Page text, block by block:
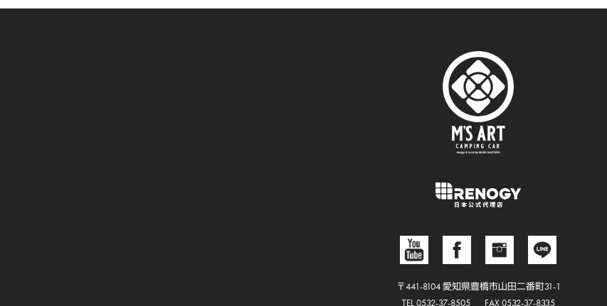
〒441-8104 愛知県豊橋市山田二番町31-1
TEL 0532-37-8505
FAX 0532-37-8335